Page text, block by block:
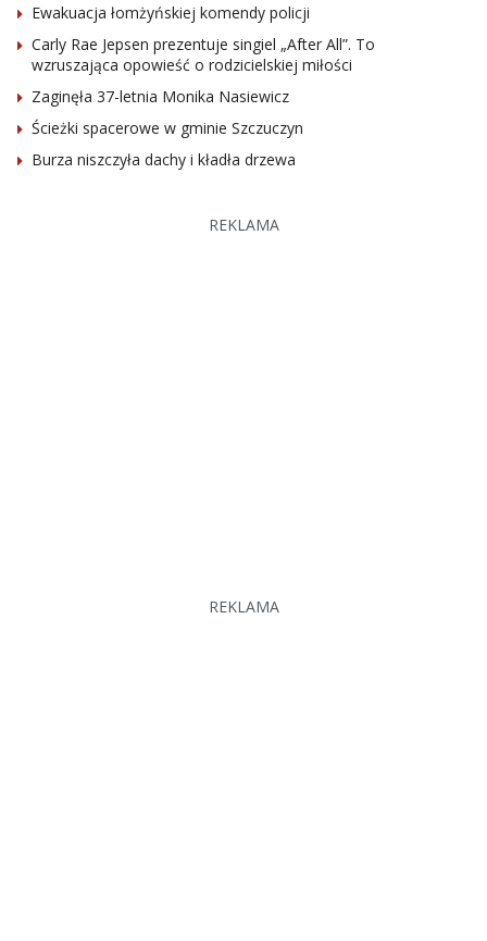
Ewakuacja łomżyńskiej komendy policji
Carly Rae Jepsen prezentuje singiel „After All”. To
wzruszająca opowieść o rodzicielskiej miłości
Zaginęła 37-letnia Monika Nasiewicz
Ścieżki spacerowe w gminie Szczuczyn
Burza niszczyła dachy i kładła drzewa
REKLAMA
REKLAMA